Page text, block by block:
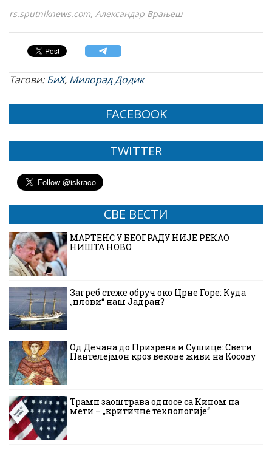
rs.sputniknews.com, Александар Врањеш
Тагови:БиХ, Милорад Додик
FACEBOOK
TWITTER
СВЕ ВЕСТИ
МАРТЕНС У БЕОГРАДУ НИЈЕ РЕКАО
НИШТА НОВО
Загреб стеже обруч око Црне Горе: Куда
„плови“ наш Јадран?
Од Дечана до Призрена и Сушице: Свети
Пантелејмон кроз векове живи на Косову
Трамп заоштрава односе са Кином на
мети – „критичне технологије“